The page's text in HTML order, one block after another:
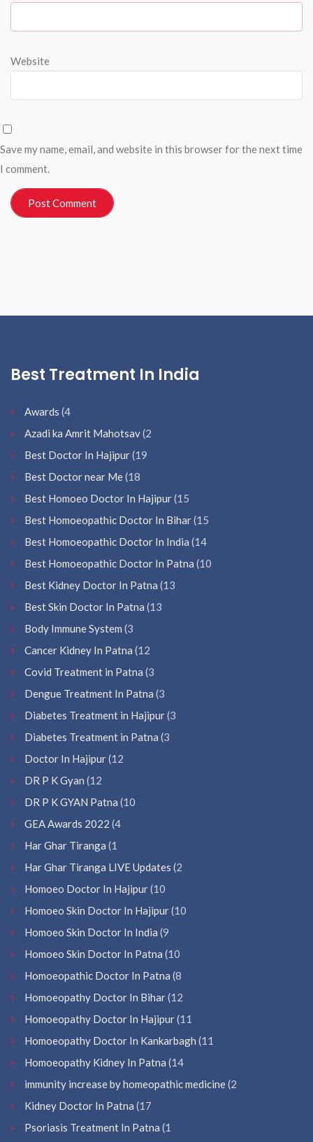
Website
Save my name, email, and website in this browser for the next time
I comment.
Best Treatment In India
Awards (4
Azadi ka Amrit Mahotsav(2
Best Doctor In Hajipur(19
Best Doctor near Me(18
Best Homoeo Doctor In Hajipur(15
Best Homoeopathic Doctor In Bihar(15
Best Homoeopathic Doctor In India (14
Best Homoeopathic Doctor In Patna (10
Best Kidney Doctor In Patna (13
Best Skin Doctor In Patna (13
Body Immune System (3
Cancer Kidney In Patna (12
Covid Treatment in Patna (3
Dengue Treatment In Patna (3
Diabetes Treatment in Hajipur(3
Diabetes Treatment in Patna (3
Doctor In Hajipur(12
DR P K Gyan (12
DR P K GYAN Patna (10
GEA Awards 2022 (4
Har Ghar Tiranga (1
Har Ghar Tiranga LIVE Updates (2
Homoeo Doctor In Hajipur(10
Homoeo Skin Doctor In Hajipur(10
Homoeo Skin Doctor In India (9
Homoeo Skin Doctor In Patna (10
Homoeopathic Doctor In Patna (8
Homoeopathy Doctor In Bihar(12
Homoeopathy Doctor In Hajipur(11
Homoeopathy Doctor In Kankarbagh (11
Homoeopathy Kidney In Patna (14
immunity increase by homeopathic medicine(2
Kidney Doctor In Patna (17
Psoriasis Treatment In Patna (1